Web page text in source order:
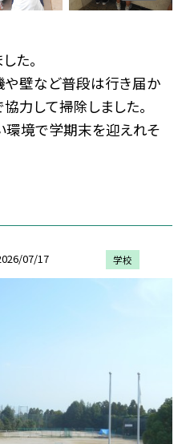
た。
や壁など普段は行き届か
力して掃除しました。
環境で学期末を迎えれそ
07/17 学校